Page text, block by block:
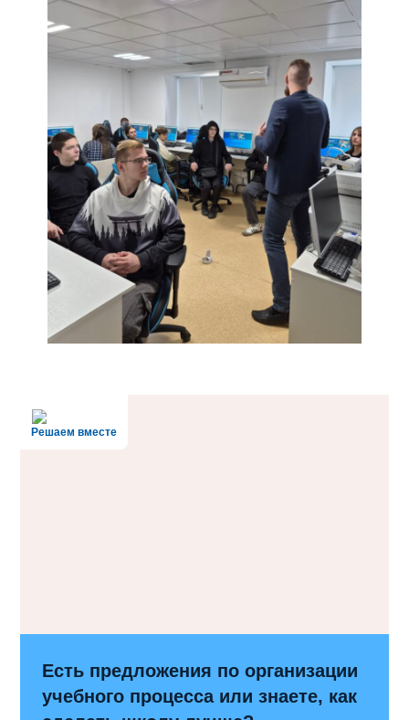
Решаем вместе
Есть предложения по организации
учебного процесса или знаете, как